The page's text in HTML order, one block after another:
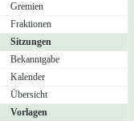
Gremien
Fraktionen
Sitzungen
Bekanntgabe
Kalender
Übersicht
Vorlagen